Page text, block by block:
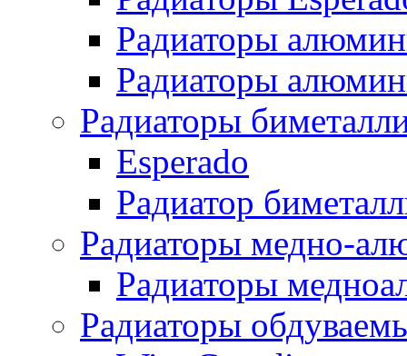
Радиаторы
Радиаторы
Радиаторы
Esperado
Радиатор
Радиаторы медно-
Радиаторы
Радиаторы